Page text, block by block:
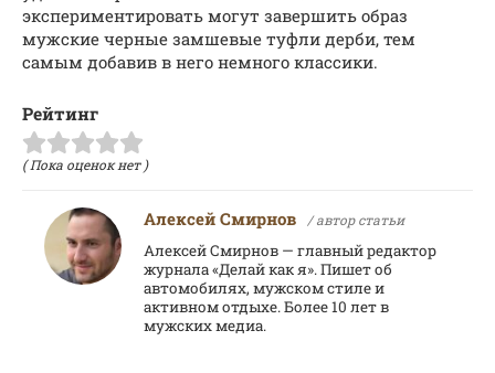
экспериментировать могут завершить образ
мужские черные замшевые туфли дерби, тем
самым добавив в него немного классики.
Рейтинг
( Пока оценок нет )
Алексей Смирнов / автор статьи
Алексей Смирнов — главный редактор
журнала «Делай как я». Пишет об
автомобилях, мужском стиле и
активном отдыхе. Более 10 лет в
мужских медиа.